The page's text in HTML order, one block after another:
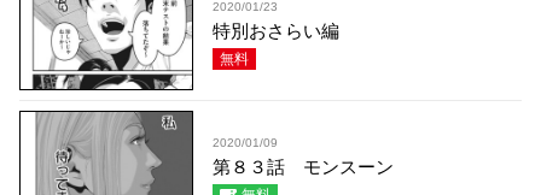
2020/01/23
特別おさらい編
無料
2020/01/09
第８３話 モンスーン